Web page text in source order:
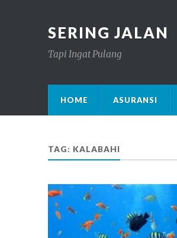
SERING JALAN
Tapi Ingat Pulang
HOME ASURANSI
TAG: KALABAHI